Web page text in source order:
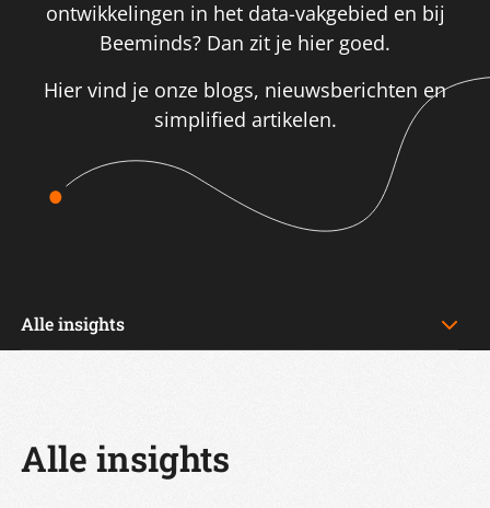
ontwikkelingen in het data-vakgebied en bij
Beeminds? Dan zit je hier goed.
Hier vind je onze blogs, nieuwsberichten en
simplified artikelen.
Alle insights
Alle insights